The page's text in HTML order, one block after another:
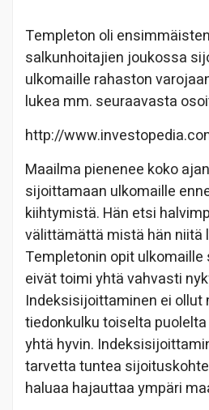
Templeton oli
salkunhoitajien joukossa
ulkomaille rahaston
lukea mm. seuraavasta
http://
Maailma pienenee koko
sijoittamaan ulkomaille
kiihtymistä. Hän etsi
välittämättä mistä hän niitä
Templetonin opit
eivät toimi yhtä vahvasti
Indeksisijoittaminen ei ollut
tiedonkulku toiselta
yhtä hyvin.
tarvetta tuntea
haluaa hajauttaa ympäri